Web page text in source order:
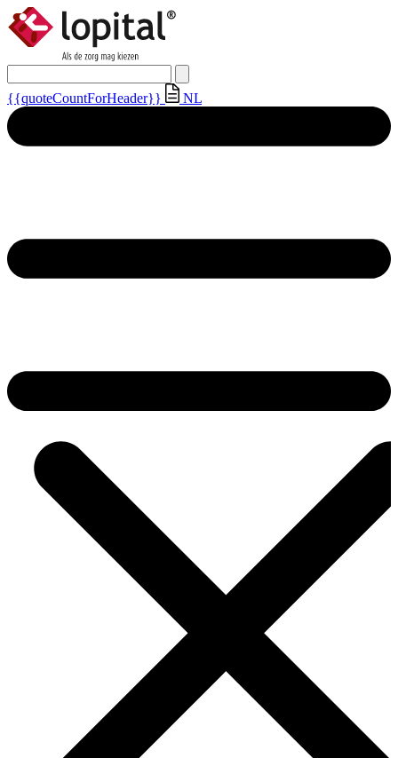
{{quoteCountForHeader}} NL